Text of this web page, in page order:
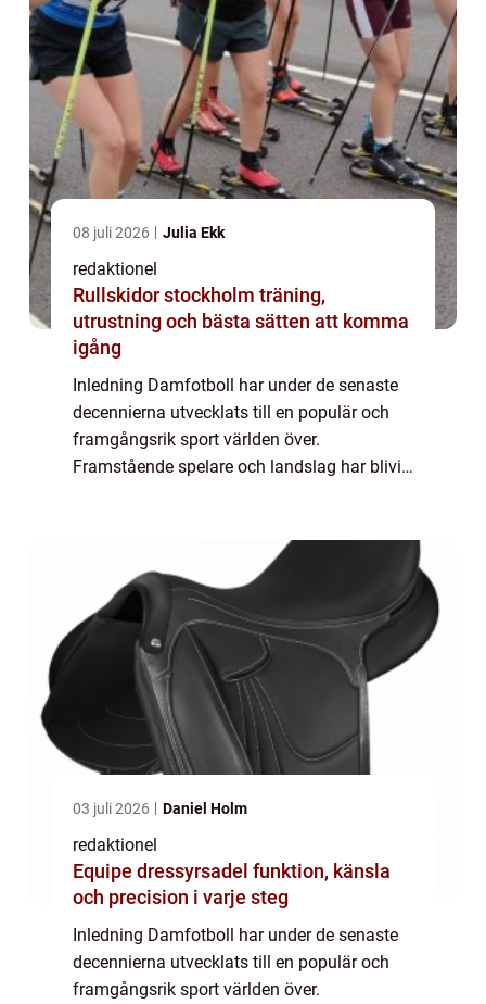
08 juli 2026 Julia Ekk
redaktionel
Rullskidor stockholm träning,
utrustning och bästa sätten att komma
igång
Inledning Damfotboll har under de senaste
decennierna utvecklats till en populär och
framgångsrik sport världen över.
Framstående spelare och landslag har blivit
03 juli 2026 Daniel Holm
redaktionel
Equipe dressyrsadel funktion, känsla
och precision i varje steg
Inledning Damfotboll har under de senaste
decennierna utvecklats till en populär och
framgångsrik sport världen över.